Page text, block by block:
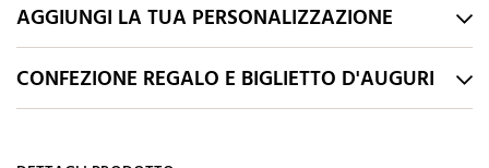
AGGIUNGI LA TUA PERSONALIZZAZIONE
CONFEZIONE REGALO E BIGLIETTO D'AUGURI